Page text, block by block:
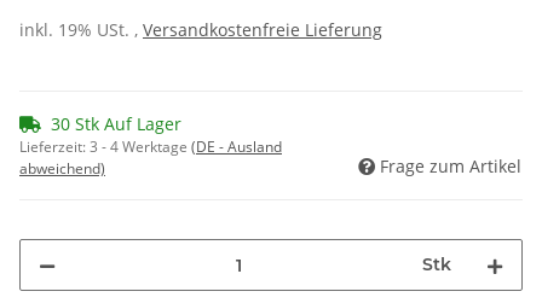
inkl. 19% USt. , Versandkostenfreie Lieferung
30 Stk Auf Lager
Lieferzeit:3 - 4 Werktage (DE - Ausland
abweichend)
Frage zum Artikel
Stk